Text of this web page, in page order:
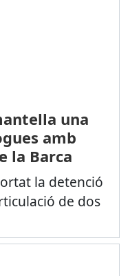
una
amb
la Barca
la detenció
de dos